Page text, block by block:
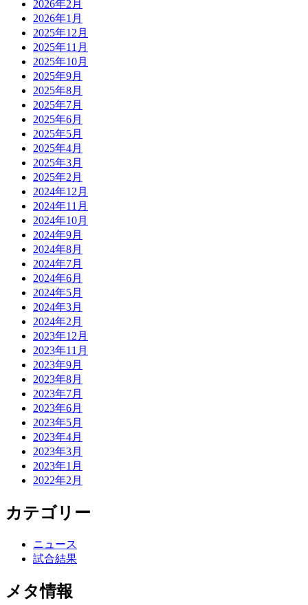
2026年2月
2026年1月
2025年12月
2025年11月
2025年10月
2025年9月
2025年8月
2025年7月
2025年6月
2025年5月
2025年4月
2025年3月
2025年2月
2024年12月
2024年11月
2024年10月
2024年9月
2024年8月
2024年7月
2024年6月
2024年5月
2024年3月
2024年2月
2023年12月
2023年11月
2023年9月
2023年8月
2023年7月
2023年6月
2023年5月
2023年4月
2023年3月
2023年1月
2022年2月
カテゴリー
ニュース
試合結果
メタ情報